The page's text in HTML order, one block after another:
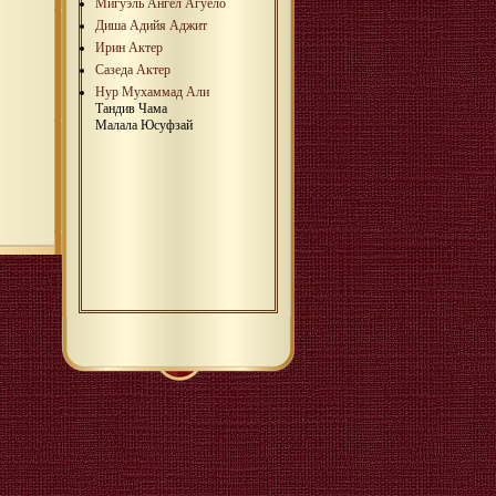
Диша Адийя Аджит
Ирин Актер
Сазеда Актер
Нур Мухаммад Али
Тандив Чама
Малала Юсуфзай